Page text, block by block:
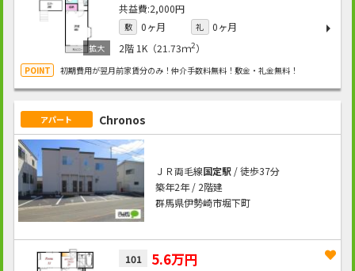
2,000円
敷 0ヶ月 礼
0ヶ月
2階 1K（21.73ｍ2）
初期費用が翌月前家賃分のみ！仲介手数料無料！敷金・礼金無料！
アパート Chronos
ＪＲ両毛線国定駅/ 徒歩37分
築年2年 / 2階建
群馬県伊勢崎市堀下町
101 5.6万円